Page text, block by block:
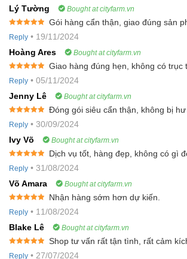
Lý Tường Bought at cityfarm.vn
of 5
Gói hàng cẩn thận, giao đúng sản
Reply • 19/11/2024
Hoàng Ares
Bought at cityfarm.vn
of 5
Giao hàng đúng hẹn, không có trục
Reply • 05/11/2024
Jenny Lê
Bought at cityfarm.vn
of 5
Đóng gói siêu cẩn thận, không bị hư
Reply • 30/09/2024
Ivy Võ
Bought at cityfarm.vn
of 5
Dịch vụ tốt, hàng đẹp, không có gì
Reply • 31/08/2024
Võ Amara
Bought at cityfarm.vn
of 5
Nhận hàng sớm hơn dự kiến.
Reply • 11/08/2024
Blake Lê
Bought at cityfarm.vn
of 5
Shop tư vấn rất tận tình, rất cảm
Reply • 27/07/2024